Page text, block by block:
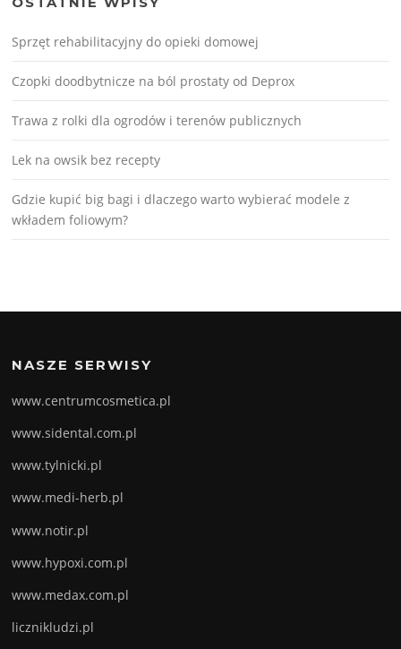
Sprzęt rehabilitacyjny do opieki domowej
Czopki doodbytnicze na ból prostaty od Deprox
Trawa z rolki dla ogrodów i terenów publicznych
Lek na owsik bez recepty
Gdzie kupić big bagi i dlaczego warto wybierać modele z
wkładem foliowym?
NASZE SERWISY
www.centrumcosmetica.pl
www.sidental.com.pl
www.tylnicki.pl
www.medi-herb.pl
www.notir.pl
www.hypoxi.com.pl
www.medax.com.pl
licznikludzi.pl